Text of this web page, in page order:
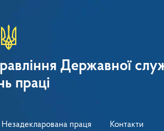
Державної
праці
Незадекларована праця Контакти